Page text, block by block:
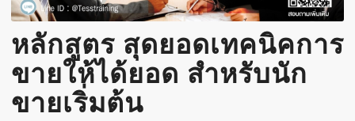
หลักสูตร สุดยอดเทคนิคการ
ขายให้ได้ยอด สำหรับนัก
ขายเริ่มต้น